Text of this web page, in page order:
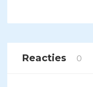
Reacties 0